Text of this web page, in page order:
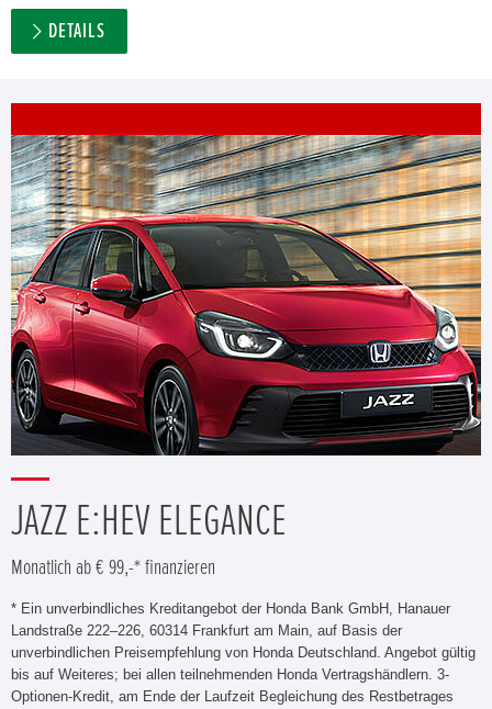
DETAILS
JAZZ E:HEV ELEGANCE
Monatlich ab € 99,-* finanzieren
* Ein unverbindliches Kreditangebot der Honda Bank GmbH, Hanauer
Landstraße 222–226, 60314 Frankfurt am Main, auf Basis der
unverbindlichen Preisempfehlung von Honda Deutschland. Angebot gültig
bis auf Weiteres; bei allen teilnehmenden Honda Vertragshändlern. 3-
Optionen-Kredit, am Ende der Laufzeit Begleichung des Restbetrages